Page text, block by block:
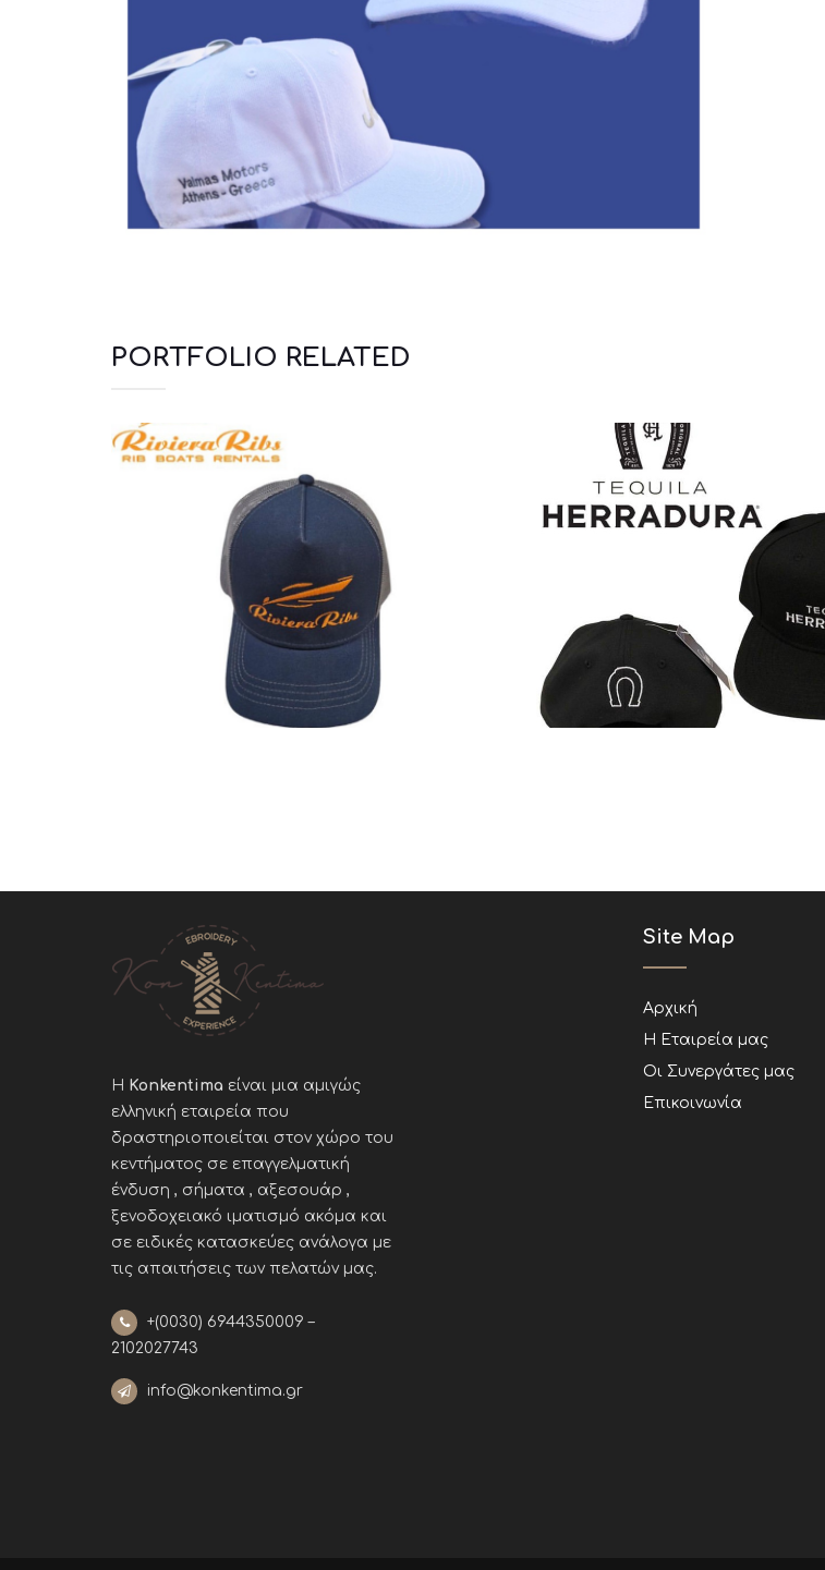
PORTFOLIO RELATED
Καπέλα Καπέλα
Η Konkentima είναι μια αμιγώς
ελληνική εταιρεία που
δραστηριοποιείται στον χώρο του
κεντήματος σε επαγγελματική
ένδυση , σήματα , αξεσουάρ ,
ξενοδοχειακό ιματισμό ακόμα και
σε ειδικές κατασκεύες ανάλογα με
τις απαιτήσεις των πελατών μας.
+(0030) 6944350009 –
2102027743
info@konkentima.gr
Site Map
Αρχική
Η Εταιρεία μας
Οι Συνεργάτες μας
Επικοινωνία